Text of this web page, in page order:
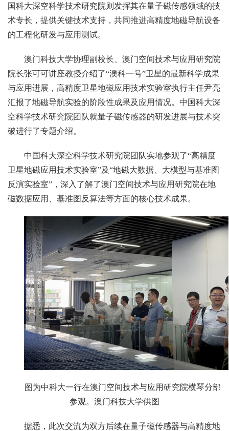
国科大深空科学技术研究院则发挥其在量子磁传感领域的技
术专长，提供关键技术支持，共同推进高精度地磁导航设备
的工程化研发与应用测试。
澳门科技大学协理副校长、澳门空间技术与应用研究院
院长张可可讲座教授介绍了“澳科一号”卫星的最新科学成果
与应用进展，高精度卫星地磁应用技术实验室执行主任尹亮
汇报了地磁导航实验的阶段性成果及应用情况。中国科大深
空科学技术研究院团队就量子磁传感器的研发进展与技术突
破进行了专题介绍。
中国科大深空科学技术研究院团队实地参观了“高精度
卫星地磁应用技术实验室”及“地磁大数据、大模型与基准图
反演实验室”，深入了解了澳门空间技术与应用研究院在地
磁数据应用、基准图反算法等方面的核心技术成果。
图为中科大一行在澳门空间技术与应用研究院横琴分部
参观。澳门科技大学供图
据悉，此次交流为双方后续在量子磁传感器与高精度地